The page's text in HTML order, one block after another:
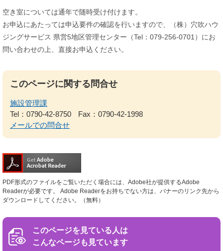
空き室については通年で随時受け付けます。
お申込にあたっては申込要件の確認を行いますので、（株）穴吹ハウ
ジングサービス 県営5地区管理センター（Tel：079-256-0701）にお
問い合わせの上、直接お申込ください。
このページに関する問合せ
施設管理課
Tel：0790-42-8750
Fax：0790-42-1998
メールでの問合せ
PDF形式のファイルをご覧いただく場合には、Adobe社が提供するAdobe
Readerが必要です。
Adobe Readerをお持ちでない方は、バナーのリンク先から
ダウンロードしてください。（無料）
このページを見ている人は
こんなページも見ています